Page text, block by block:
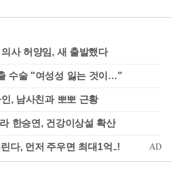
사 허양임, 새 출발했다
수술 "여성성 잃는 것이…"
, 남사친과 뽀뽀 근황
한승연, 건강이상설 확산